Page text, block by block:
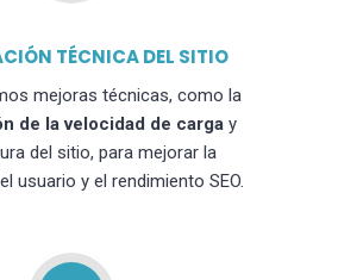
TÉCNICA DEL SITIO
mejoras técnicas, como la
de la velocidad de carga y
del sitio, para mejorar la
usuario y el rendimiento SEO.